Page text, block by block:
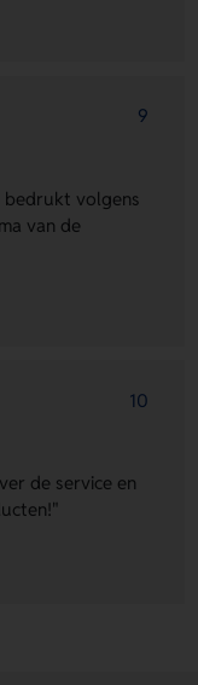
9
bedrukt volgens
van de
10
de service en